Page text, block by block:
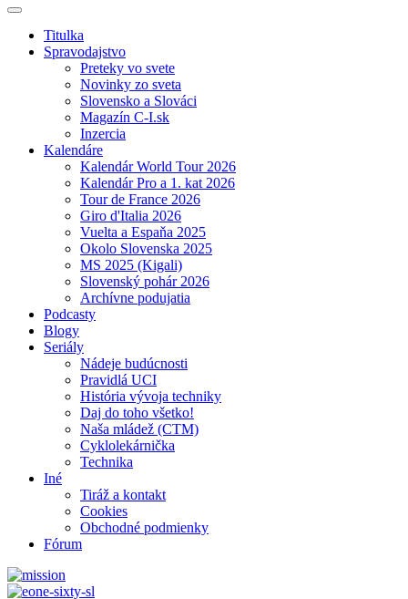
Titulka
Spravodajstvo
Preteky vo svete
Novinky zo sveta
Slovensko a Slováci
Magazín C-I.sk
Inzercia
Kalendáre
Kalendár World Tour 2026
Kalendár Pro a 1. kat 2026
Tour de France 2026
Giro d'Italia 2026
Vuelta a Espaňa 2025
Okolo Slovenska 2025
MS 2025 (Kigali)
Slovenský pohár 2026
Archívne podujatia
Podcasty
Blogy
Seriály
Nádeje budúcnosti
Pravidlá UCI
História vývoja techniky
Daj do toho všetko!
Naša mládež (CTM)
Cyklolekárnička
Technika
Iné
Tiráž a kontakt
Cookies
Obchodné podmienky
Fórum